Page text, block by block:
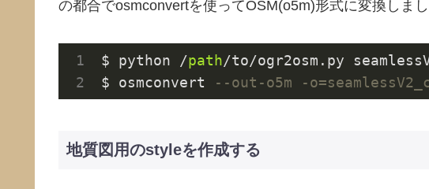
の都合でosmconvertを使ってOSM(o5m)形式に変換しまし
$ python /path/to/ogr2osm.py
$ osmconvert
--out-o5m -
地質図用のstyleを作成する